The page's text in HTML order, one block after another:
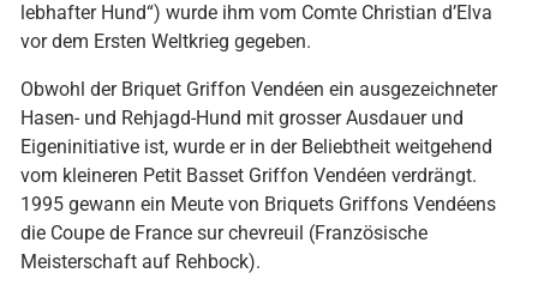
lebhafter Hund“) wurde ihm vom Comte Christian d’Elva
vor dem Ersten Weltkrieg gegeben.
Obwohl der Briquet Griffon Vendéen ein ausgezeichneter
Hasen- und Rehjagd-Hund mit grosser Ausdauer und
Eigeninitiative ist, wurde er in der Beliebtheit weitgehend
vom kleineren Petit Basset Griffon Vendéen verdrängt.
1995 gewann ein Meute von Briquets Griffons Vendéens
die Coupe de France sur chevreuil (Französische
Meisterschaft auf Rehbock).